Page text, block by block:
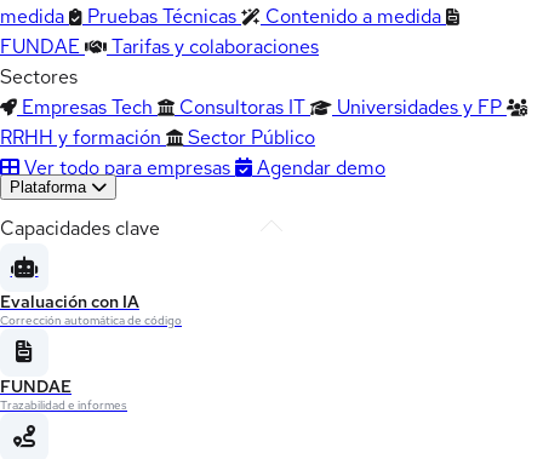
medida
Pruebas Técnicas
Contenido a medida
FUNDAE
Tarifas y colaboraciones
Sectores
Empresas Tech
Consultoras IT
Universidades y FP
RRHH y formación
Sector Público
Ver todo para empresas
Agendar demo
Plataforma
Capacidades clave
Evaluación con IA
Corrección automática de código
FUNDAE
Trazabilidad e informes